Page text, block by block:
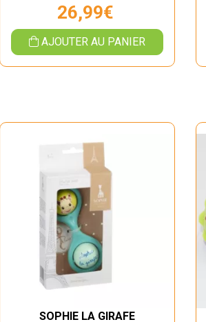
26,99€
AJOUTER AU PANIER
SOPHIE LA GIRAFE